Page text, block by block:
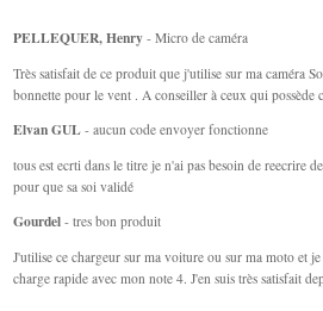
PELLEQUER, Henry - Micro de caméra
Très satisfait de ce produit que j'utilise sur ma caméra
bonnette pour le vent . A conseiller à ceux qui possède
Elvan GUL - aucun code envoyer fonctionne
tous est ecrti dans le titre je n'ai pas besoin de reecrire
pour que sa soi validé
Gourdel - tres bon produit
J'utilise ce chargeur sur ma voiture ou sur ma moto et
charge rapide avec mon note 4. J'en suis très satisfait